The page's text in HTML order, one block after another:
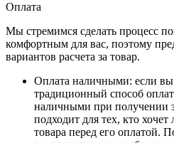
Оплата
Мы стремимся сделать процесс
комфортным для вас, поэтому
вариантов расчета за товар.
Оплата наличными: если
традиционный способ
наличными при получении
подходит для тех, кто хочет
товара перед его оплатой.